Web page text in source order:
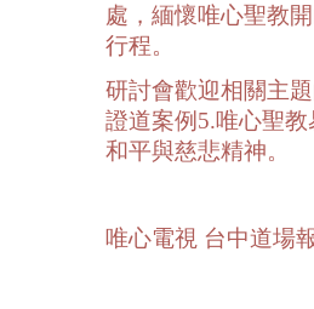
處，緬懷唯心聖教
行程。
研討會歡迎相關主
證道案例5.唯心聖
和平與慈悲精神。
唯心電視 台中道場